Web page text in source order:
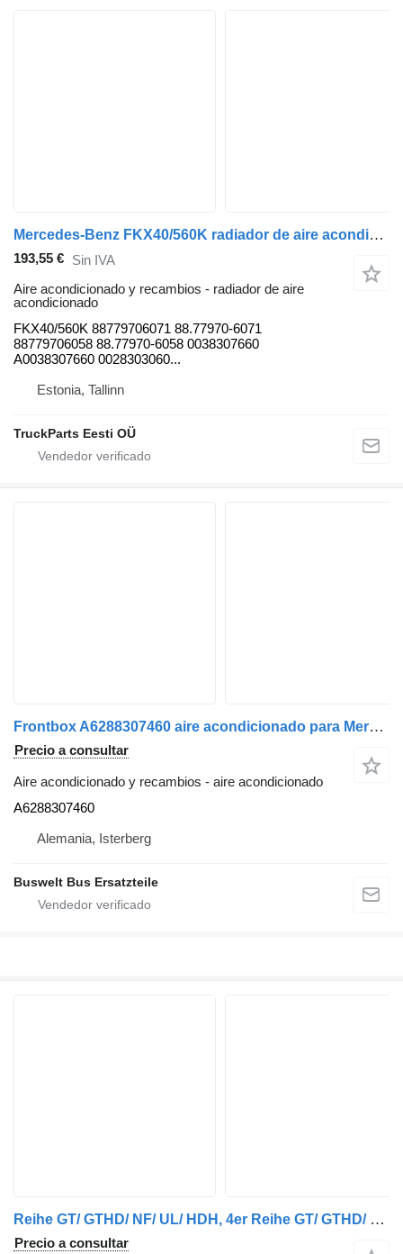
Mercedes-Benz FKX40/560K radiador de aire acondicionado para Mercedes-Benz CITARO (01.98-) autobús
193,55 € Sin IVA
Aire acondicionado y recambios - radiador de aire
acondicionado
FKX40/560K 88779706071 88.77970-6071
88779706058 88.77970-6058 0038307660
A0038307660 0028303060...
Estonia, Tallinn
TruckParts Eesti OÜ
Frontbox A6288307460 aire acondicionado para Mercedes-Benz Citaro autobús
Precio a consultar
Aire acondicionado y recambios - aire acondicionado
A6288307460
Alemania, Isterberg
Buswelt Bus Ersatzteile
Reihe GT/ GTHD/ NF/ UL/ HDH, 4er Reihe GT/ GTHD/ NF/ UL/ HDH, 5e aire acondicionado para Mercedes-Benz Citaro und Conecto, Setra autobús
Precio a consultar